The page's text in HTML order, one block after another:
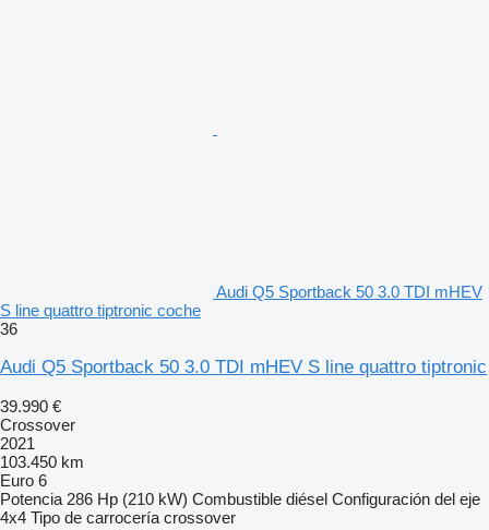
Audi Q5 Sportback 50 3.0 TDI mHEV
S line quattro tiptronic coche
36
Audi Q5 Sportback 50 3.0 TDI mHEV S line quattro tiptronic
39.990 €
Crossover
2021
103.450 km
Euro 6
Potencia 286 Hp (210 kW) Combustible diésel Configuración del eje
4x4 Tipo de carrocería crossover